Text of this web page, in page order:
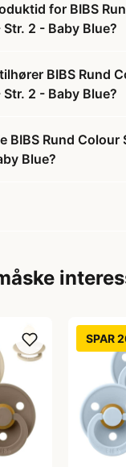
for BIBS
2 - Baby Blue?
BIBS Rund
2 - Baby Blue?
BIBS Rund Colour
Blue?
SPAR